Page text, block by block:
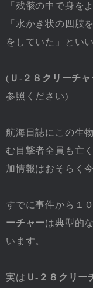
「残骸の中で身を
「水かき状の四肢
をしていた」といい
( Ｕ-２８クリーチャ
参照ください)
航海日誌にこの生
む目撃者全員も亡
加情報はおそらく
すでに事件から１
ーチャーは典型的
います。
実は Ｕ-２８クリー